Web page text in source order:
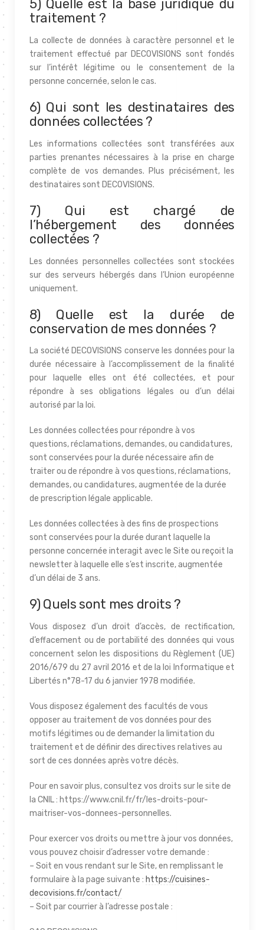
5) Quelle est la base juridique du
traitement ?
La collecte de données à caractère personnel et le
traitement effectué par DECOVISIONS sont fondés
sur l’intérêt légitime ou le consentement de la
personne concernée, selon le cas.
6) Qui sont les destinataires des
données collectées ?
Les informations collectées sont transférées aux
parties prenantes nécessaires à la prise en charge
complète de vos demandes. Plus précisément, les
destinataires sont DECOVISIONS.
7) Qui est chargé de
l’hébergement des données
collectées ?
Les données personnelles collectées sont stockées
sur des serveurs hébergés dans l’Union européenne
uniquement.
8) Quelle est la durée de
conservation de mes données ?
La société DECOVISIONS conserve les données pour la
durée nécessaire à l’accomplissement de la finalité
pour laquelle elles ont été collectées, et pour
répondre à ses obligations légales ou d’un délai
autorisé par la loi.
Les données collectées pour répondre à vos
questions, réclamations, demandes, ou candidatures,
sont conservées pour la durée nécessaire afin de
traiter ou de répondre à vos questions, réclamations,
demandes, ou candidatures, augmentée de la durée
de prescription légale applicable.
Les données collectées à des fins de prospections
sont conservées pour la durée durant laquelle la
personne concernée interagit avec le Site ou reçoit la
newsletter à laquelle elle s’est inscrite, augmentée
d’un délai de 3 ans.
9) Quels sont mes droits ?
Vous disposez d’un droit d’accès, de rectification,
d’effacement ou de portabilité des données qui vous
concernent selon les dispositions du Règlement (UE)
2016/679 du 27 avril 2016 et de la loi Informatique et
Libertés n°78-17 du 6 janvier 1978 modifiée.
Vous disposez également des facultés de vous
opposer au traitement de vos données pour des
motifs légitimes ou de demander la limitation du
traitement et de définir des directives relatives au
sort de ces données après votre décès.
Pour en savoir plus, consultez vos droits sur le site de
la CNIL : https://www.cnil.fr/fr/les-droits-pour-
maitriser-vos-donnees-personnelles.
Pour exercer vos droits ou mettre à jour vos données,
vous pouvez choisir d’adresser votre demande :
– Soit en vous rendant sur le Site, en remplissant le
formulaire à la page suivante : https://cuisines-
decovisions.fr/contact/
– Soit par courrier à l’adresse postale :